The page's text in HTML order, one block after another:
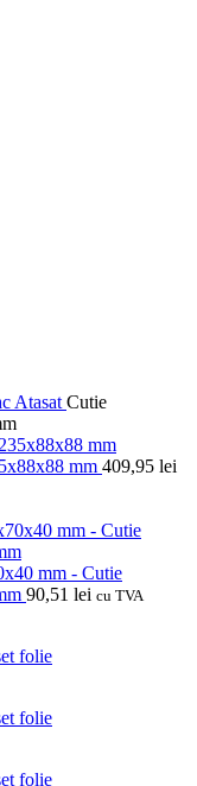
Atasat Cutie
mm 409,95 lei
mm - Cutie
90,51 lei cu TVA